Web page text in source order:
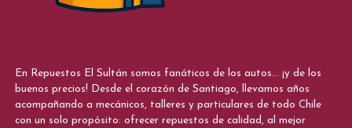
En Repuestos El Sultán somos fanáticos de los autos... ¡y de los
buenos precios! Desde el corazón de Santiago, llevamos años
acompañando a mecánicos, talleres y particulares de todo Chile
con un solo propósito: ofrecer repuestos de calidad, al mejor